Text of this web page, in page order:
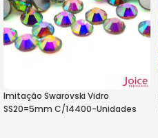
Imitação Swarovski Vidro
SS20=5mm C/14400-Unidades